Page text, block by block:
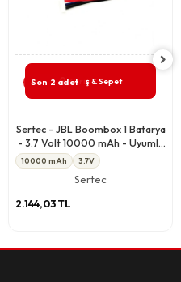
Son 2 adetGiriş & Sepet
Sertec - JBL Boombox 1 Batarya
- 3.7 Volt 10000 mAh - Uyumlu
Yedek Pil
10000 mAh 3.7V
Sertec
2.144,03 TL